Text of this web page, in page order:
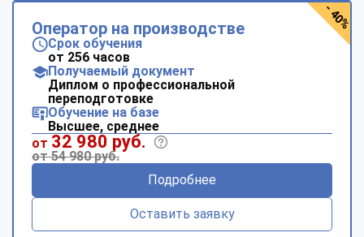
Оператор на производстве
Срок обучения
от 256 часов
Получаемый документ
Диплом о профессиональной
переподготовке
Обучение на базе
Высшее, среднее
от 32 980 руб.
от 54 980 руб.
Подробнее
Оставить заявку
- 40%